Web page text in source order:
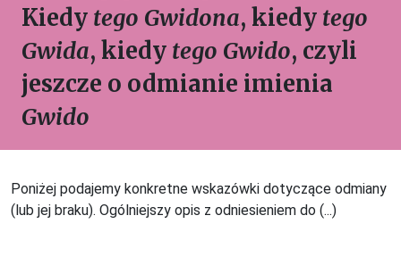
Kiedy tego Gwidona, kiedy tego
Gwida, kiedy tego Gwido, czyli
jeszcze o odmianie imienia
Gwido
Poniżej podajemy konkretne wskazówki dotyczące odmiany
(lub jej braku). Ogólniejszy opis z odniesieniem do (...)